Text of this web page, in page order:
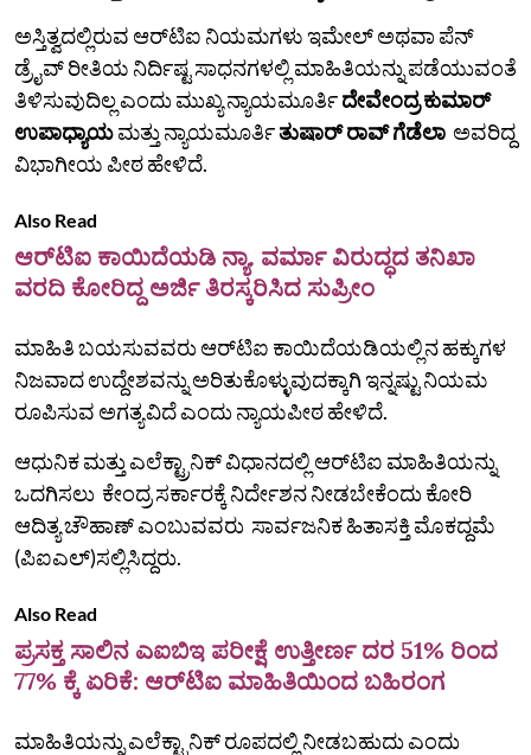
ಅಸ್ತಿತ್ವದಲ್ಲಿರುವ ಆರ್‌ಟಿಐ ನಿಯಮಗಳು ಇಮೇಲ್ ಅಥವಾ ಪೆನ್
ಡ್ರೈವ್‌ ರೀತಿಯ ನಿರ್ದಿಷ್ಟ ಸಾಧನಗಳಲ್ಲಿ ಮಾಹಿತಿಯನ್ನು ಪಡೆಯುವಂತೆ
ತಿಳಿಸುವುದಿಲ್ಲ ಎಂದು ಮುಖ್ಯ ನ್ಯಾಯಮೂರ್ತಿದೇವೇಂದ್ರ ಕುಮಾರ್
ಉಪಾಧ್ಯಾಯಮತ್ತು ನ್ಯಾಯಮೂರ್ತಿತುಷಾರ್ ರಾವ್ ಗೆಡೆಲಾ ಅವರಿದ್ದ
ವಿಭಾಗೀಯ ಪೀಠ ಹೇಳಿದೆ.
Also Read
ಆರ್‌ಟಿಐ ಕಾಯಿದೆಯಡಿ ನ್ಯಾ. ವರ್ಮಾ ವಿರುದ್ಧದ ತನಿಖಾ
ವರದಿ ಕೋರಿದ್ದ ಅರ್ಜಿ ತಿರಸ್ಕರಿಸಿದ ಸುಪ್ರೀಂ
ಮಾಹಿತಿ ಬಯಸುವವರು ಆರ್‌ಟಿಐ ಕಾಯಿದೆಯಡಿಯಲ್ಲಿನ ಹಕ್ಕುಗಳ
ನಿಜವಾದ ಉದ್ದೇಶವನ್ನು ಅರಿತುಕೊಳ್ಳುವುದಕ್ಕಾಗಿ ಇನ್ನಷ್ಟು ನಿಯಮ
ರೂಪಿಸುವ ಅಗತ್ಯವಿದೆ ಎಂದು ನ್ಯಾಯಪೀಠ ಹೇಳಿದೆ.
ಆಧುನಿಕ ಮತ್ತು ಎಲೆಕ್ಟ್ರಾನಿಕ್ ವಿಧಾನದಲ್ಲಿ ಆರ್‌ಟಿಐ ಮಾಹಿತಿಯನ್ನು
ಒದಗಿಸಲು ಕೇಂದ್ರ ಸರ್ಕಾರಕ್ಕೆ ನಿರ್ದೇಶನ ನೀಡಬೇಕೆಂದು ಕೋರಿ
ಆದಿತ್ಯ ಚೌಹಾಣ್ ಎಂಬುವವರು ಸಾರ್ವಜನಿಕ ಹಿತಾಸಕ್ತಿ ಮೊಕದ್ದಮೆ
(ಪಿಐಎಲ್)ಸಲ್ಲಿಸಿದ್ದರು.
Also Read
ಪ್ರಸಕ್ತ ಸಾಲಿನ ಎಐಬಿಇ ಪರೀಕ್ಷೆ ಉತ್ತೀರ್ಣ ದರ 51% ರಿಂದ
77% ಕ್ಕೆ ಏರಿಕೆ: ಆರ್‌ಟಿಐ ಮಾಹಿತಿಯಿಂದ ಬಹಿರಂಗ
ಮಾಹಿತಿಯನ್ನು ಎಲೆಕ್ಟ್ರಾನಿಕ್ ರೂಪದಲ್ಲಿ ನೀಡಬಹುದು ಎಂದು